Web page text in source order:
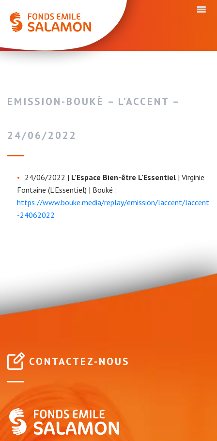
EMISSION-BOUKÈ – L’ACCENT –
24/06/2022
24/06/2022 | L’Espace Bien-être L’Essentiel | Virginie
Fontaine (L’Essentiel) | Bouké :
https://www.bouke.media/replay/emission/laccent/laccent
-24062022
CONTACTEZ-NOUS